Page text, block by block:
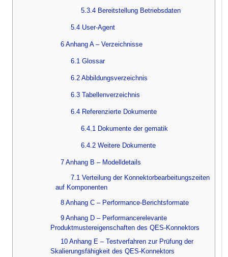
5.3.4 Bereitstellung Betriebsdaten
5.4 User-Agent
6 Anhang A – Verzeichnisse
6.1 Glossar
6.2 Abbildungsverzeichnis
6.3 Tabellenverzeichnis
6.4 Referenzierte Dokumente
6.4.1 Dokumente der gematik
6.4.2 Weitere Dokumente
7 Anhang B – Modelldetails
7.1 Verteilung der Konnektorbearbeitungszeiten
auf Komponenten
8 Anhang C – Performance-Berichtsformate
9 Anhang D – Performancerelevante
Produktmustereigenschaften des QES-Konnektors
10 Anhang E – Testverfahren zur Prüfung der
Skalierungsfähigkeit des QES-Konnektors